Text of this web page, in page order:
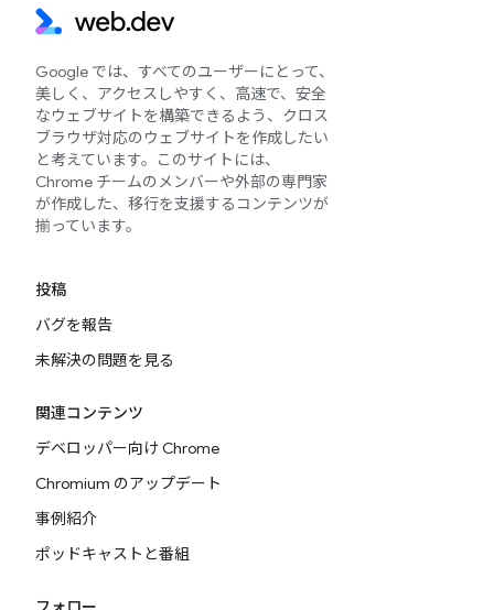
Google では、すべてのユーザーにとって、
美しく、アクセスしやすく、高速で、安全
なウェブサイトを構築できるよう、クロス
ブラウザ対応のウェブサイトを作成したい
と考えています。このサイトには、
Chrome チームのメンバーや外部の専門家
が作成した、移行を支援するコンテンツが
揃っています。
投稿
バグを報告
未解決の問題を見る
関連コンテンツ
デベロッパー向け Chrome
Chromium のアップデート
事例紹介
ポッドキャストと番組